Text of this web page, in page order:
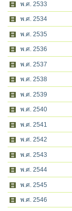
พ.ศ. 2533
พ.ศ. 2534
พ.ศ. 2535
พ.ศ. 2536
พ.ศ. 2537
พ.ศ. 2538
พ.ศ. 2539
พ.ศ. 2540
พ.ศ. 2541
พ.ศ. 2542
พ.ศ. 2543
พ.ศ. 2544
พ.ศ. 2545
พ.ศ. 2546